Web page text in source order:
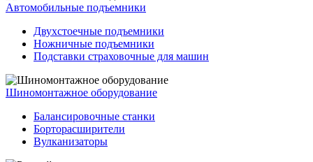
Автомобильные подъемники
Двухстоечные подъемники
Ножничные подъемники
Подставки страховочные для машин
Шиномонтажное оборудование
Балансировочные станки
Борторасширители
Вулканизаторы